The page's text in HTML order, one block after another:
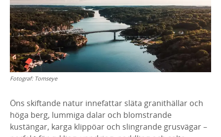
Fotograf: Tomseye
Öns skiftande natur innefattar släta granithällar och
höga berg, lummiga dalar och blomstrande
kustängar, karga klippöar och slingrande grusvägar –